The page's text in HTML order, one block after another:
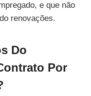
e que não
renovações.
Do
Por